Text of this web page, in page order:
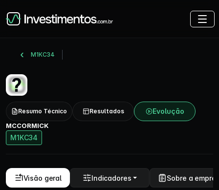
M1KC34
Resumo Técnico Resultados Evolução
MCCORMICK
M1KC34
Visão geral Indicadores Sobre a